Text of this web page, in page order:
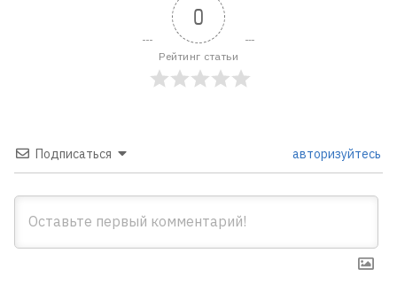
0
Рейтинг статьи
Подписаться авторизуйтесь